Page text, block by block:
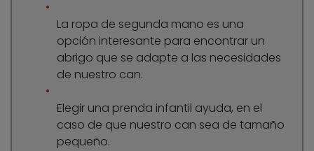
La ropa de segunda mano es una
opción interesante para encontrar un
abrigo que se adapte a las necesidades
de nuestro can.
Elegir una prenda infantil ayuda, en el
caso de que nuestro can sea de tamaño
pequeño.